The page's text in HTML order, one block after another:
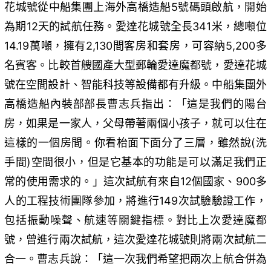
花城號從中船集團上海外高橋造船5號碼頭啟航，開始
為期12天的試航任務。愛達花城號全長341米，總噸位
14.19萬噸，擁有2,130間客房和套房，可容納5,200多
名賓客。比較首艘國產大型郵輪愛達魔都號，愛達花城
號在空間設計、智能科技等設備都有升級。中船集團外
高橋造船內裝部部長曹志兵指出：「這是我們的陽台
房，如果是一家人，父母帶著兩個小孩子，就可以住在
這樣的一個房間。你看枱面下面分了三層，雖然說(洗
手間)空間很小，但是它基本的功能是可以滿足我們正
常的使用需求的。」這次試航有來自12個國家、900多
人的工程技術團隊參加，將進行149次試驗驗證工作，
包括振動噪聲、航速等關鍵指標。對比上次愛達魔都
號，曾進行兩次試航，這次愛達花城號則將兩次試航二
合一。曹志兵說：「這一次我們希望把兩次上航合併為